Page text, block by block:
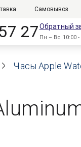
Самовывоз
27Обратный
Пн – Вс 10:00 -
Часы Apple